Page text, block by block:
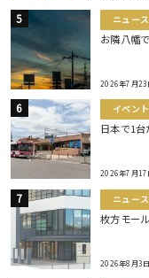
ニュース
お隣八幡
2026年7月23
イベント
日本で1
2026年7月17
ニュース
枚方モー
2026年8月3日